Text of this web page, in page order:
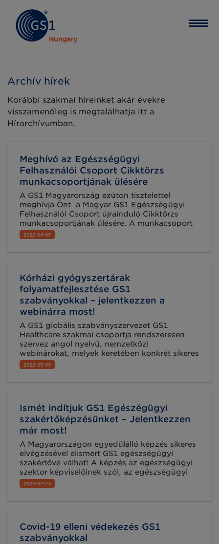
Archív hírek
Korábbi szakmai híreinket akár évekre
visszamenőleg is megtalálhatja itt a
Hírarchívumban.
Meghívó az Egészségügyi
Felhasználói Csoport Cikktörzs
munkacsoportjának ülésére
A GS1 Magyarország ezúton tisztelettel
meghívja Önt a Magyar GS1 Egészségügyi
Felhasználói Csoport újrainduló Cikktörzs
munkacsoportjának ülésére. A munkacsoport
célja az egységes cikktörzs alkalmazási
területeinek összegyűjtése, a kórházi és
viszonyának és a benne rejlő lehetőségeinek
vizsgálata és minderről egy közös iparági
állásfoglalás kialakítása.
2022-04-07
Kórházi gyógyszertárak
folyamatfejlesztése GS1
szabványokkal – jelentkezzen a
webinárra most!
A GS1 globális szabványszervezet GS1
Healthcare szakmai csoportja rendszeresen
szervez angol nyelvű, nemzetközi
webinárokat, melyek keretében konkrét sikeres
szabványbevezetési projektek kerülnek
bemutatásra. A soron következő webinar
2022-03-09
Ismét indítjuk GS1 Egészégügyi
szakértőképzésünket – Jelentkezzen
már most!
A Magyarországon egyedülálló képzés sikeres
elvégzésével elismert GS1 egészségügyi
szakértővé válhat! A képzés az egészségügyi
szektor képviselőinek szól, az egészségügyi
iparág bármely szegmensében tevékenykedő
szakemberek nemzetközi kitekintéssel és
átláthatóságot biztosító megoldásairól.
2022-02-23
Covid-19 elleni védekezés GS1
szabványokkal